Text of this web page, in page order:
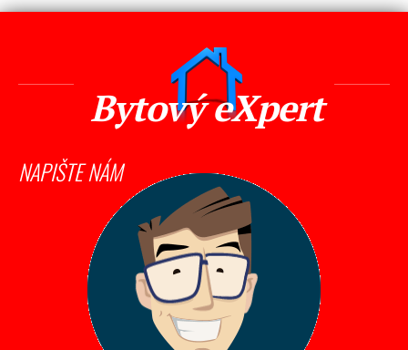
Bytový eXpert
NAPIŠTE NÁM